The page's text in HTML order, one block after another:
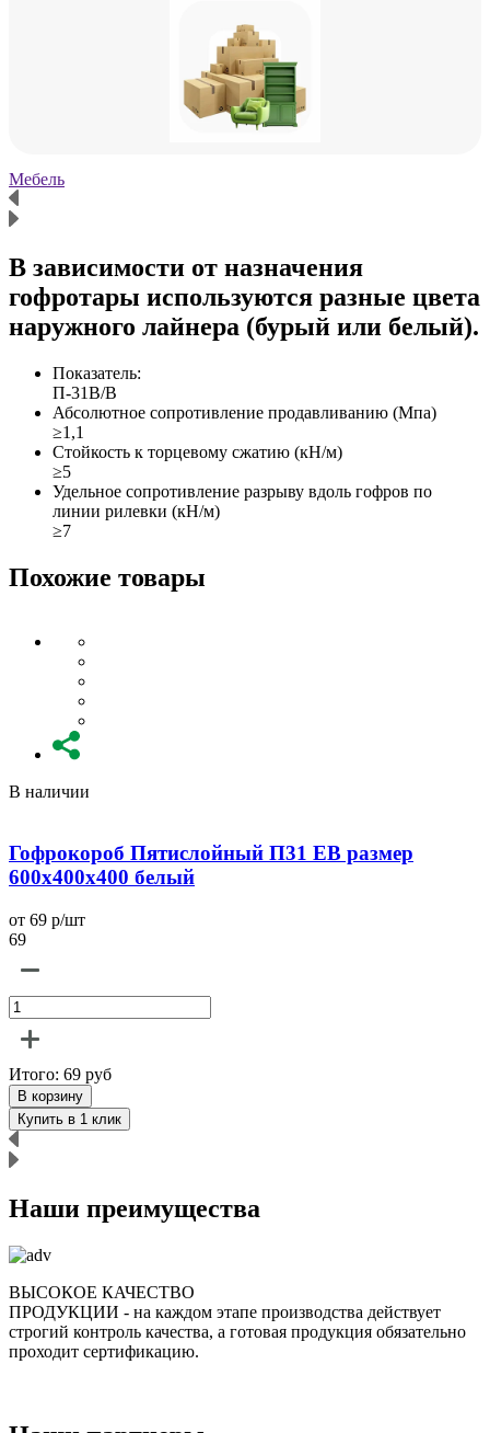
Мебель
В зависимости от назначения
гофротары используются разные цвета
наружного лайнера (бурый или белый).
Показатель:
П-31В/B
Абсолютное сопротивление продавливанию (Мпа)
≥1,1
Стойкость к торцевому сжатию (кН/м)
≥5
Удельное сопротивление разрыву вдоль гофров по
линии рилевки (кН/м)
≥7
Похожие товары
В наличии
Гофрокороб Пятислойный П31 EB размер
600x400x400 белый
от 69 р/шт
69
Итого: 69 руб
В корзину
Купить в 1 клик
Наши преимущества
ВЫСОКОЕ КАЧЕСТВО
ПРОДУКЦИИ - на каждом этапе производства действует
строгий контроль качества, а готовая продукция обязательно
проходит сертификацию.